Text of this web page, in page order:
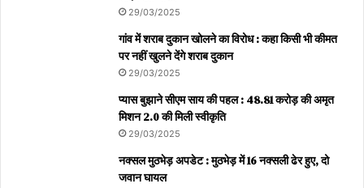
29/03/2025
गांव में शराब दुकान खोलने का विरोध : कहा किसी भी कीमत
पर नहीं खुलने देंगे शराब दुकान
29/03/2025
प्यास बुझाने सीएम साय की पहल : 48.81 करोड़ की अमृत
मिशन 2.0 की मिली स्वीकृति
29/03/2025
नक्सल मुठभेड़ अपडेट : मुठभेड़ में 16 नक्सली ढेर हुए, दो
जवान घायल